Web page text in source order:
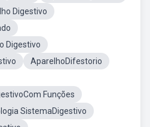
Digestivo
Digestivo
AparelhoDifestorio
Funções
SistemaDigestivo